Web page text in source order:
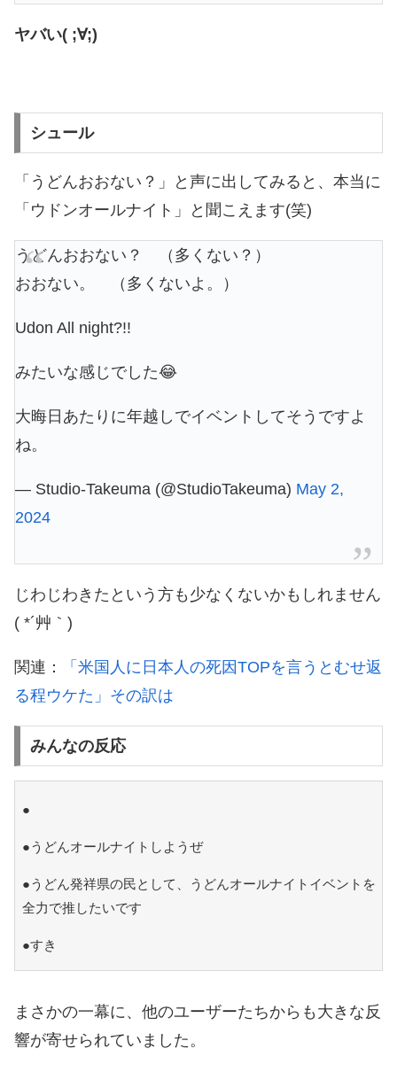
ヤバい( ;∀;)
シュール
「うどんおおない？」と声に出してみると、本当に
「ウドンオールナイト」と聞こえます(笑)
うどんおおない？ （多くない？）
おおない。 （多くないよ。）
Udon All night?!!
みたいな感じでした😂
大晦日あたりに年越しでイベントしてそうですよ
ね。
— Studio-Takeuma (@StudioTakeuma) May 2,
2024
じわじわきたという方も少なくないかもしれません
( *´艸｀)
関連：
「米国人に日本人の死因TOPを言うとむせ返
る程ウケた」その訳は
みんなの反応
●
●うどんオールナイトしようぜ
●うどん発祥県の民として、うどんオールナイトイベントを
全力で推したいです
●すき
まさかの一幕に、他のユーザーたちからも大きな反
響が寄せられていました。